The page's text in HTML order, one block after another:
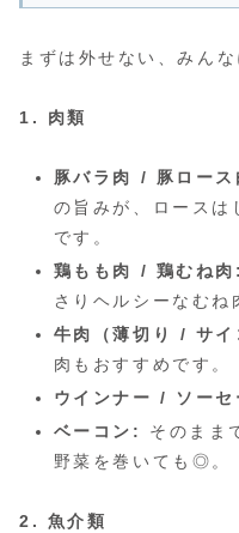
まずは外せない、みん
1. 肉類
豚バラ肉 / 豚ロース
の旨みが、ロースは
です。
鶏もも肉 / 鶏むね肉:
さりヘルシーなむね
牛肉（薄切り / サイ
肉もおすすめです。
ウインナー / ソーセ
ベーコン:
そのまま
野菜を巻いても◎。
2. 魚介類